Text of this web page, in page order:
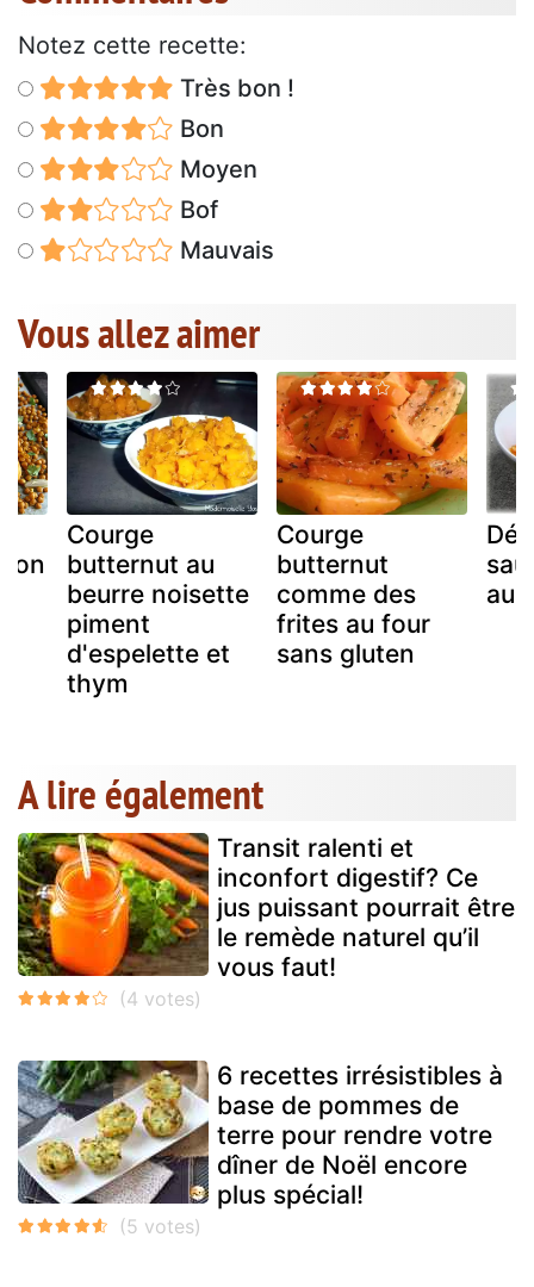
Notez cette recette:
Très bon !
Bon
Moyen
Bof
Mauvais
Vous allez aimer
Courge
butternut au
beurre noisette
piment
d'espelette et
thym
Courge
butternut
comme des
frites au four
sans gluten
au
A lire également
Transit ralenti et
inconfort digestif? Ce
jus puissant pourrait être
le remède naturel qu’il
vous faut!
6 recettes irrésistibles à
base de pommes de
terre pour rendre votre
dîner de Noël encore
plus spécial!